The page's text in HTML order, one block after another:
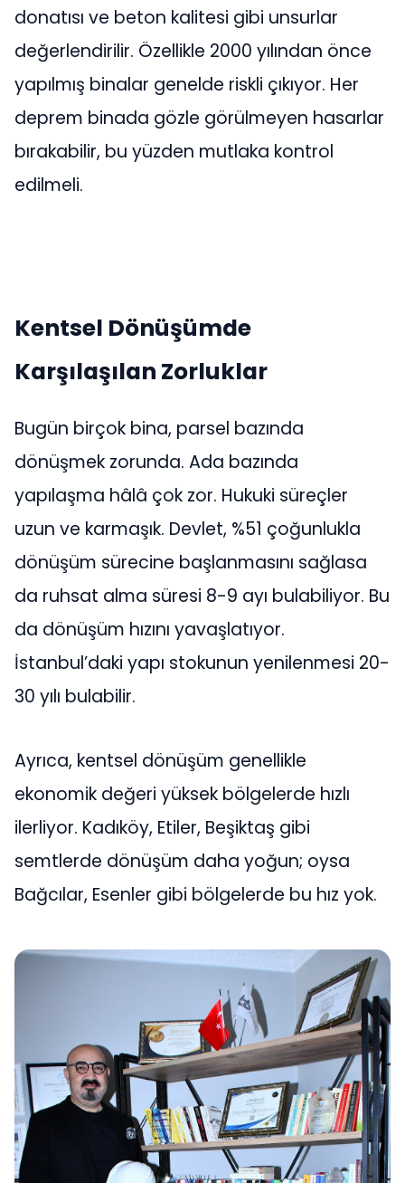
donatısı ve beton kalitesi gibi unsurlar
değerlendirilir. Özellikle 2000 yılından önce
yapılmış binalar genelde riskli çıkıyor. Her
deprem binada gözle görülmeyen hasarlar
bırakabilir, bu yüzden mutlaka kontrol
edilmeli.
Kentsel Dönüşümde
Karşılaşılan Zorluklar
Bugün birçok bina, parsel bazında
dönüşmek zorunda. Ada bazında
yapılaşma hâlâ çok zor. Hukuki süreçler
uzun ve karmaşık. Devlet, %51 çoğunlukla
dönüşüm sürecine başlanmasını sağlasa
da ruhsat alma süresi 8-9 ayı bulabiliyor. Bu
da dönüşüm hızını yavaşlatıyor.
İstanbul’daki yapı stokunun yenilenmesi 20-
30 yılı bulabilir.
Ayrıca, kentsel dönüşüm genellikle
ekonomik değeri yüksek bölgelerde hızlı
ilerliyor. Kadıköy, Etiler, Beşiktaş gibi
semtlerde dönüşüm daha yoğun; oysa
Bağcılar, Esenler gibi bölgelerde bu hız yok.